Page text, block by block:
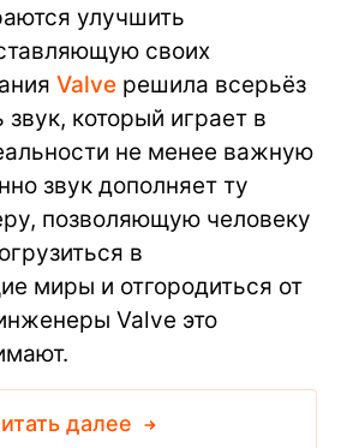
улучшить
своих
Valve решила всерьёз
который играет в
не менее важную
звук дополняет ту
позволяющую человеку
в
миры и отгородиться от
Valve это
далее